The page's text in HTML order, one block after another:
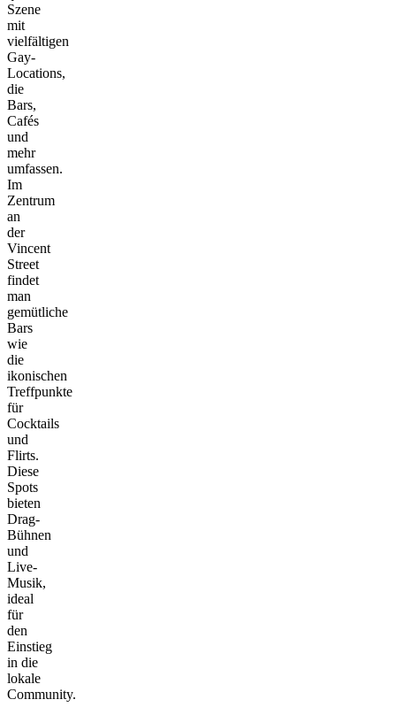
Szene
mit
vielfältigen
Gay-
Locations,
die
Bars,
Cafés
und
mehr
umfassen.
Im
Zentrum
an
der
Vincent
Street
findet
man
gemütliche
Bars
wie
die
ikonischen
Treffpunkte
für
Cocktails
und
Flirts.
Diese
Spots
bieten
Drag-
Bühnen
und
Live-
Musik,
ideal
für
den
Einstieg
in die
lokale
Community.